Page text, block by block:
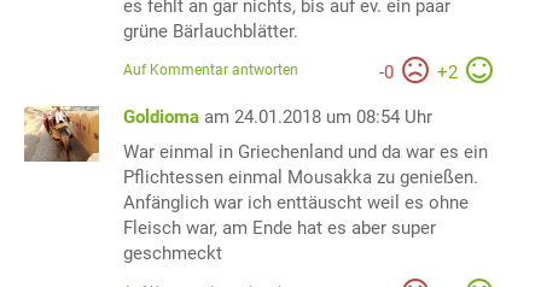
es fehlt an gar nichts, bis auf ev. ein paar
grüne Bärlauchblätter.
-0 +2
Auf Kommentar antworten
Goldioma am 24.01.2018 um 08:54 Uhr
War einmal in Griechenland und da war es ein
Pflichtessen einmal Mousakka zu genießen.
Anfänglich war ich enttäuscht weil es ohne
Fleisch war, am Ende hat es aber super
geschmeckt